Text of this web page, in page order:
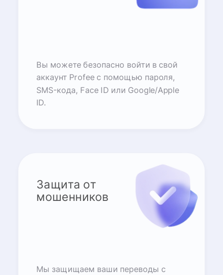
Вы можете безопасно войти в свой
аккаунт Profee с помощью пароля,
SMS-кода, Face ID или Google/Apple
ID.
Защита от
мошенников
Мы защищаем ваши переводы с